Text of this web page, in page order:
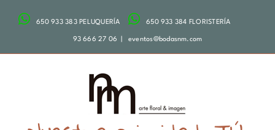
650 933 383 PELUQUERÍA 650 933 384 FLORISTERÍA
93 666 27 06 eventos@bodasnm.com